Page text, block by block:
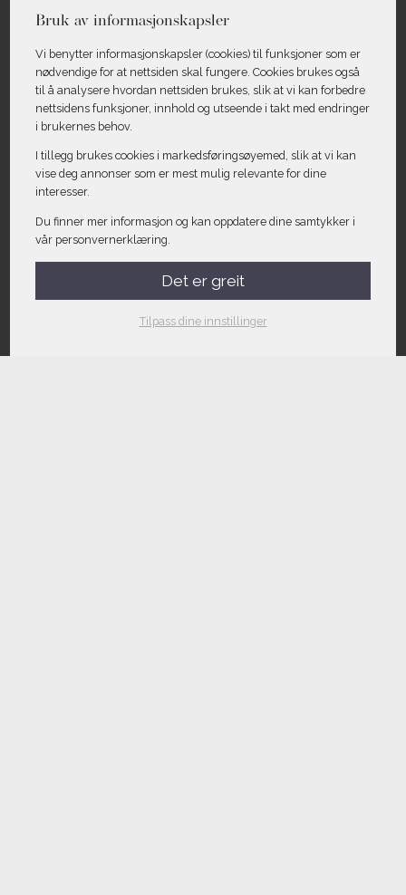
Bruk av informasjonskapsler
Vi benytter informasjons­kapsler (cookies) til funksjoner som er
nødvendige for at nettsiden skal fungere. Cookies brukes også
til å analysere hvordan nettsiden brukes, slik at vi kan forbedre
nettsidens funksjoner, innhold og utseende i takt med endringer
i brukernes behov.
I tillegg brukes cookies i markedsførings­øyemed, slik at vi kan
vise deg annonser som er mest mulig relevante for dine
interesser.
Du finner mer informasjon og kan oppdatere dine samtykker i
vår personvernerklæring.
Det er greit
Tilpass dine innstillinger